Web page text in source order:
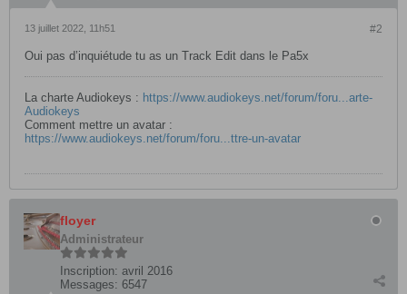
#2
13 juillet 2022, 11h51
Oui pas d’inquiétude tu as un Track Edit dans le Pa5x
La charte Audiokeys : https://www.audiokeys.net/forum/foru...arte-
Audiokeys
Comment mettre un avatar :
https://www.audiokeys.net/forum/foru...ttre-un-avatar
floyer
Administrateur
Inscription: avril 2016
Messages: 6547